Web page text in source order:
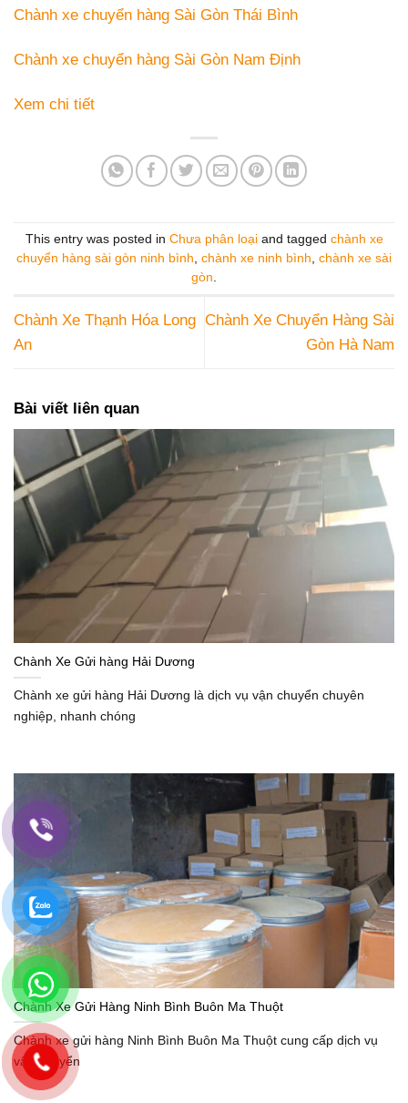
Chành xe chuyển hàng Sài Gòn Thái Bình
Chành xe chuyển hàng Sài Gòn Nam Định
Xem chi tiết
This entry was posted in Chưa phân loạiand tagged chành xe
chuyển hàng sài gòn ninh bình, chành xe ninh bình, chành xe sài
gòn.
Chành Xe Thạnh Hóa Long
An
Chành Xe Chuyển Hàng Sài
Gòn Hà Nam
Bài viết liên quan
Chành Xe Gửi hàng Hải Dương
Chành xe gửi hàng Hải Dương là dịch vụ vận chuyển chuyên
nghiệp, nhanh chóng
Chành Xe Gửi Hàng Ninh Bình Buôn Ma Thuột
Chành xe gửi hàng Ninh Bình Buôn Ma Thuột cung cấp dịch vụ
vận chuyển